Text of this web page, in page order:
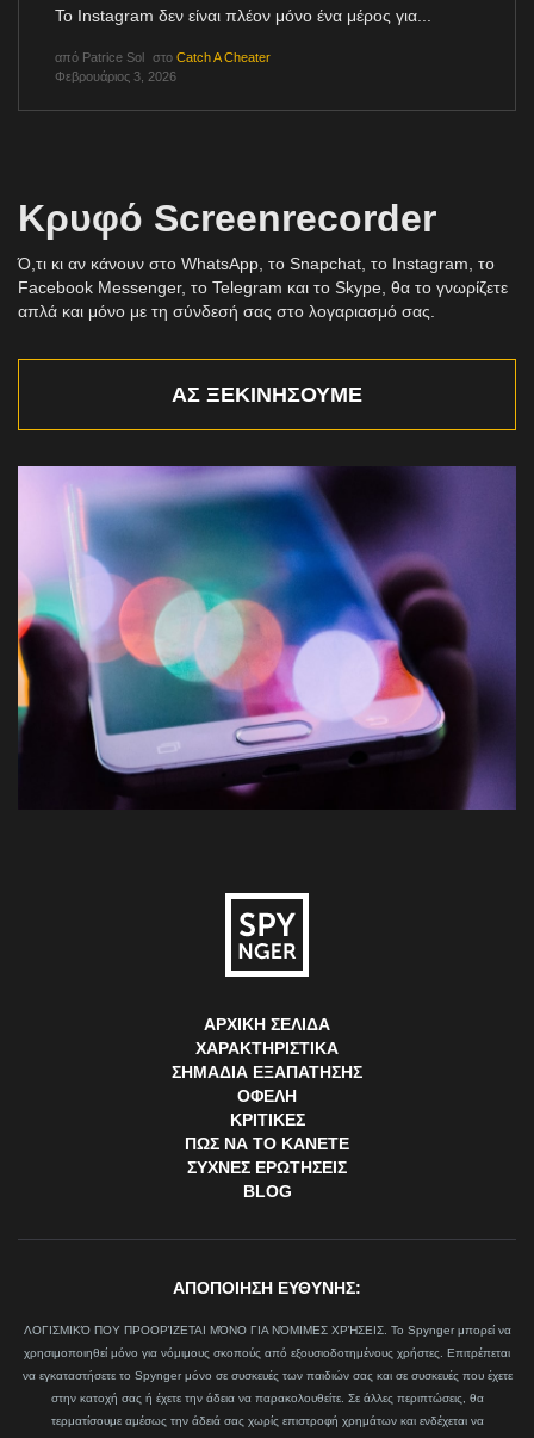
Το Instagram δεν είναι πλέον μόνο ένα μέρος για...
από Patrice Sol στο Catch A Cheater
Φεβρουάριος 3, 2026
Κρυφό Screenrecorder
Ό,τι κι αν κάνουν στο WhatsApp, το Snapchat, το Instagram, το
Facebook Messenger, το Telegram και το Skype, θα το γνωρίζετε
απλά και μόνο με τη σύνδεσή σας στο λογαριασμό σας.
ΑΣ ΞΕΚΙΝΉΣΟΥΜΕ
ΑΡΧΙΚΉ ΣΕΛΊΔΑ
ΧΑΡΑΚΤΗΡΙΣΤΙΚΆ
ΣΗΜΆΔΙΑ ΕΞΑΠΆΤΗΣΗΣ
ΟΦΈΛΗ
ΚΡΙΤΙΚΈΣ
ΠΏΣ ΝΑ ΤΟ ΚΆΝΕΤΕ
ΣΥΧΝΈΣ ΕΡΩΤΉΣΕΙΣ
BLOG
ΑΠΟΠΟΙΗΣΗ ΕΥΘΥΝΗΣ:
ΛΟΓΙΣΜΙΚΌ ΠΟΥ ΠΡΟΟΡΊΖΕΤΑΙ ΜΌΝΟ ΓΙΑ ΝΌΜΙΜΕΣ ΧΡΉΣΕΙΣ. Το Spynger μπορεί να
χρησιμοποιηθεί μόνο για νόμιμους σκοπούς από εξουσιοδοτημένους χρήστες. Επιτρέπεται
να εγκαταστήσετε το Spynger μόνο σε συσκευές των παιδιών σας και σε συσκευές που έχετε
στην κατοχή σας ή έχετε την άδεια να παρακολουθείτε. Σε άλλες περιπτώσεις, θα
τερματίσουμε αμέσως την άδειά σας χωρίς επιστροφή χρημάτων και ενδέχεται να